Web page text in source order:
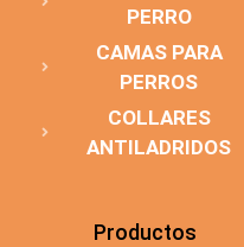
PERRO
CAMAS PARA
PERROS
COLLARES
ANTILADRIDOS
Productos